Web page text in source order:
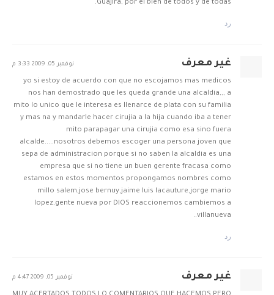
Guajira, por el bien de todos y de todas.
رد
غير معرف نوفمبر 05, 2009 3:33 م
yo si estoy de acuerdo con que no escojamos mas medicos
nos han demostrado que les queda grande una alcaldia,,, a
mito lo unico que le interesa es llenarce de plata con su familia
y mas na y mandarle hacer cirujia a la hija cuando iba a tener
mito parapagar una cirujia como esa sino fuera
alcalde.....nosotros debemos escoger una persona joven que
sepa de administracion porque si no saben la alcaldia es una
empresa que si no tiene un buen gerente fracasa como
estamos en estos momentos propongamos nombres como
millo salem,jose bernuy,jaime luis lacauture,jorge mario
lopez,gente nueva por DIOS reaccionemos cambiemos a
villanueva..
رد
غير معرف نوفمبر 05, 2009 4:47 م